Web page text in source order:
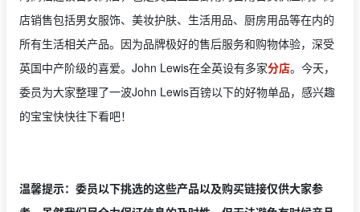
店销售包括男女服饰、美妆护肤、生活用品、厨房用品等在内的
所有生活相关产品。因为品牌极好的售后服务和购物体验，深受
英国中产阶级的喜爱。John Lewis在全英设有多家分店。今天，
委员为大家整理了一波John Lewis百镑以下的好物单品，感兴趣
的宝宝快快往下看吧！
温馨提示：委员以下挑选的这些产品以及购买链接仅供大家参